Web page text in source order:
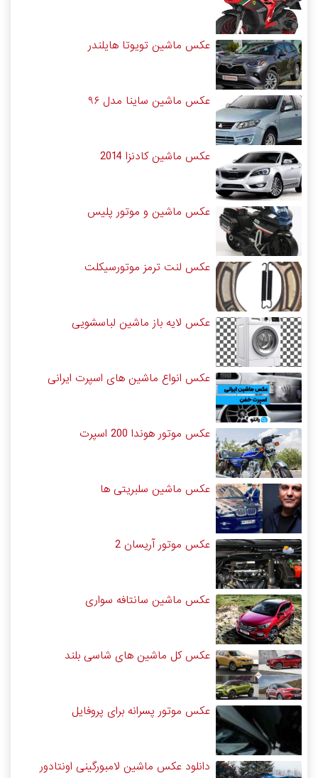
عکس ماشین تویوتا هایلندر
عکس ماشین ساینا مدل ۹۶
عکس ماشین کادنزا 2014
عکس ماشین و موتور پلیس
عکس لنت ترمز موتورسیکلت
عکس لایه باز ماشین لباسشویی
عکس انواع ماشین های اسپرت ایرانی
عکس موتور هوندا 200 اسپرت
عکس ماشین سلبریتی ها
عکس موتور آریسان 2
عکس ماشین سانتافه سواری
عکس کل ماشین های شاسی بلند
عکس موتور پسرانه برای پروفایل
دانلود عکس ماشین لامبورگینی اونتادور